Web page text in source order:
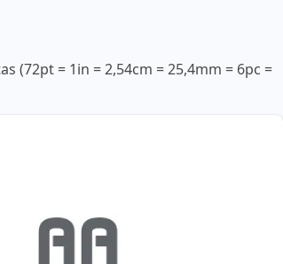
(72pt = 1in = 2,54cm = 25,4mm = 6pc =